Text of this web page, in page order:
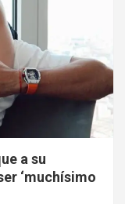
a su
‘muchísimo